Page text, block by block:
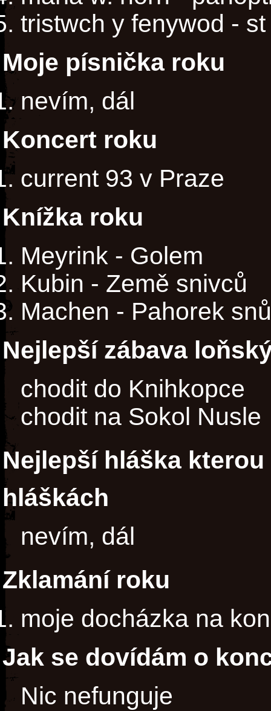
tristwch y fenywod - st
Moje písnička roku
nevím, dál
Koncert roku
current 93 v Praze
Knížka roku
Meyrink - Golem
Kubin - Země snivců
Machen - Pahorek snů
Nejlepší zábava
chodit do Knihkopce
chodit na Sokol Nusle
Nejlepší hláška
hláškách
nevím, dál
Zklamání roku
moje docházka na
Jak se dovídám o
Nic nefunguje